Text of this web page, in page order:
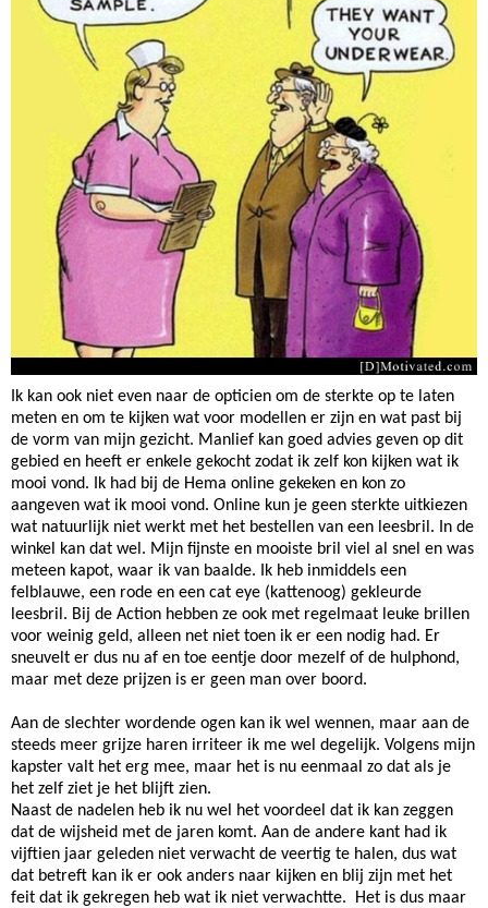
Ik kan ook niet even naar de opticien om de sterkte op te laten
meten en om te kijken wat voor modellen er zijn en wat past bij
de vorm van mijn gezicht. Manlief kan goed advies geven op dit
gebied en heeft er enkele gekocht zodat ik zelf kon kijken wat ik
mooi vond. Ik had bij de Hema online gekeken en kon zo
aangeven wat ik mooi vond. Online kun je geen sterkte uitkiezen
wat natuurlijk niet werkt met het bestellen van een leesbril. In de
winkel kan dat wel. Mijn fijnste en mooiste bril viel al snel en was
meteen kapot, waar ik van baalde. Ik heb inmiddels een
felblauwe, een rode en een cat eye (kattenoog) gekleurde
leesbril. Bij de Action hebben ze ook met regelmaat leuke brillen
voor weinig geld, alleen net niet toen ik er een nodig had. Er
sneuvelt er dus nu af en toe eentje door mezelf of de hulphond,
maar met deze prijzen is er geen man over boord.
Aan de slechter wordende ogen kan ik wel wennen, maar aan de
steeds meer grijze haren irriteer ik me wel degelijk. Volgens mijn
kapster valt het erg mee, maar het is nu eenmaal zo dat als je
het zelf ziet je het blijft zien.
Naast de nadelen heb ik nu wel het voordeel dat ik kan zeggen
dat de wijsheid met de jaren komt. Aan de andere kant had ik
vijftien jaar geleden niet verwacht de veertig te halen, dus wat
dat betreft kan ik er ook anders naar kijken en blij zijn met het
feit dat ik gekregen heb wat ik niet verwachtte. Het is dus maar